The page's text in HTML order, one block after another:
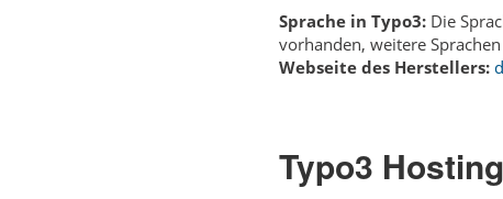
Sprache in Typo3:Die
vorhanden, weitere
Webseite des Herstellers:
Typo3 Hosting